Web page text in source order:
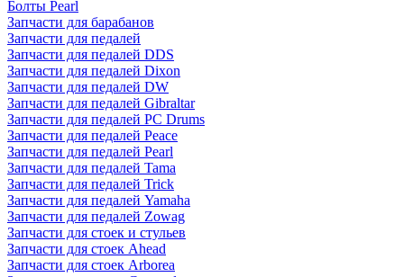
Болты Pearl
Запчасти для барабанов
Запчасти для педалей
Запчасти для педалей DDS
Запчасти для педалей Dixon
Запчасти для педалей DW
Запчасти для педалей Gibraltar
Запчасти для педалей PC Drums
Запчасти для педалей Peace
Запчасти для педалей Pearl
Запчасти для педалей Tama
Запчасти для педалей Trick
Запчасти для педалей Yamaha
Запчасти для педалей Zowag
Запчасти для стоек и стульев
Запчасти для стоек Ahead
Запчасти для стоек Arborea